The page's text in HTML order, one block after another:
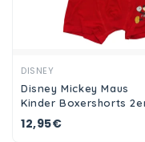
DISNEY
Disney Mickey Maus
Kinder Boxershorts
Pack Jungen
12,95€